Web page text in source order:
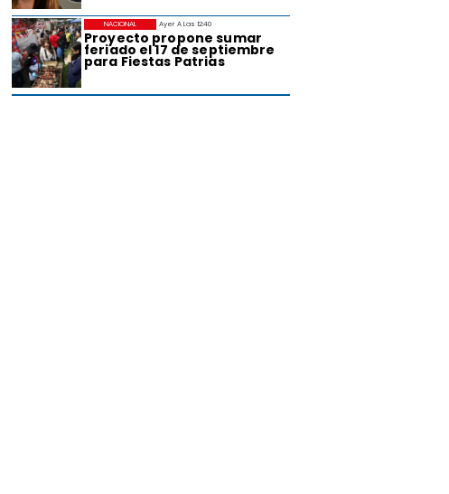
Ayer A Las 12:40
Proyecto propone sumar
feriado el 17 de septiembre
para Fiestas Patrias
NACIONAL